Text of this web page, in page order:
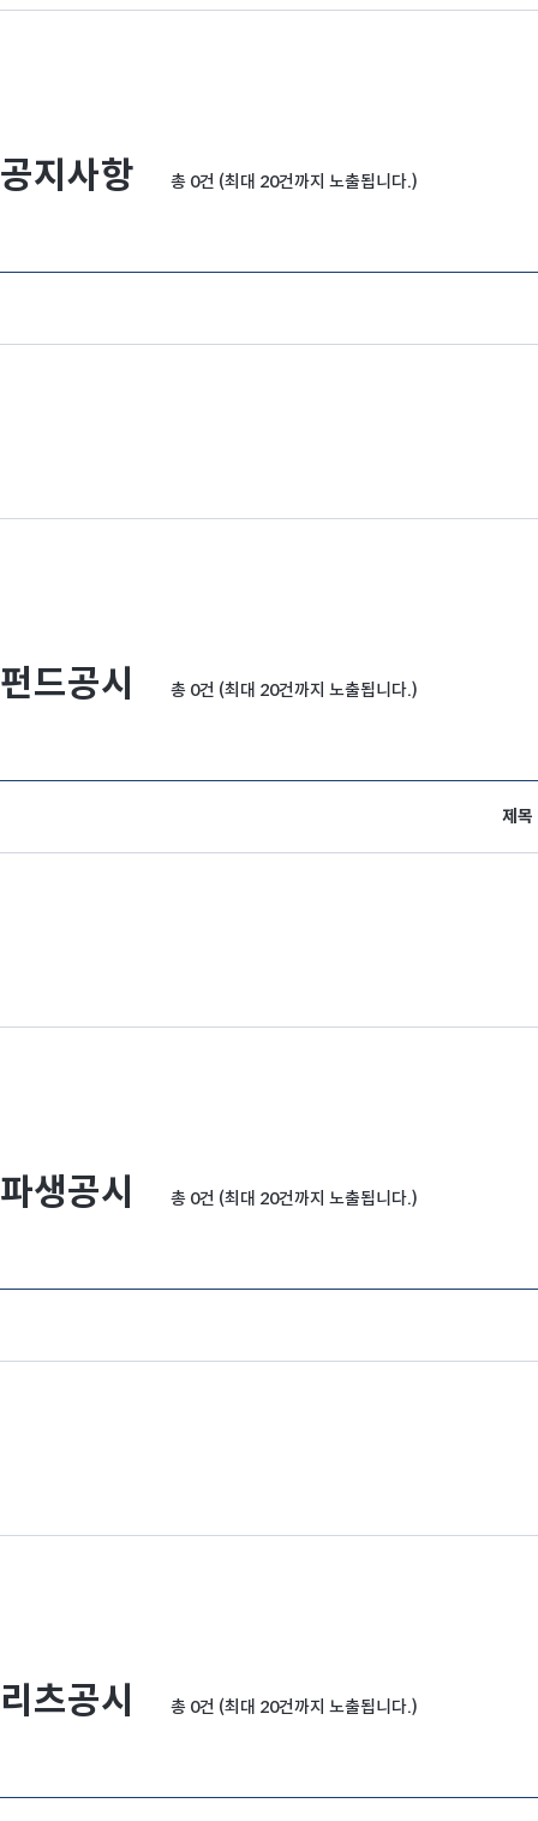
공지사항 총 0건 (최대 20건까지 노출됩니다.)
펀드공시 총 0건 (최대 20건까지 노출됩니다.)
제목
파생공시 총 0건 (최대 20건까지 노출됩니다.)
리츠공시 총 0건 (최대 20건까지 노출됩니다.)